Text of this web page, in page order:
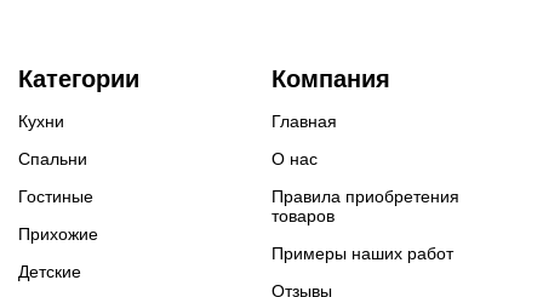
Категории
Кухни
Спальни
Гостиные
Прихожие
Детские
Компания
Главная
О нас
Правила приобретения
товаров
Примеры наших работ
Отзывы